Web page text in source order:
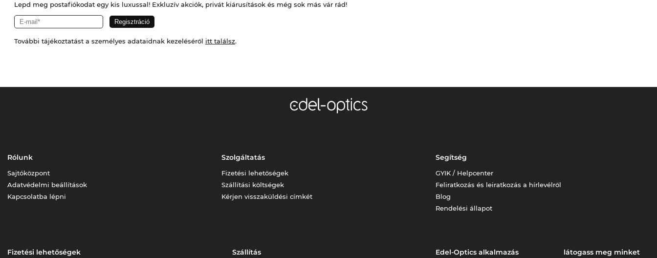
Lepd meg postafiókodat egy kis luxussal! Exkluzív akciók, privát kiárusítások és még sok más vár rád!
További tájékoztatást a személyes adataidnak kezeléséről itt találsz.
Rólunk
Sajtóközpont
Adatvédelmi beállítások
Kapcsolatba lépni
Szolgáltatás
Fizetési lehetőségek
Szállítási költségek
Kérjen visszaküldési címkét
Segítség
GYIK / Helpcenter
Feliratkozás és leiratkozás a hírlevélről
Blog
Rendelési állapot
Fizetési lehetőségek Szállítás Edel-Optics alkalmazás látogass meg minket